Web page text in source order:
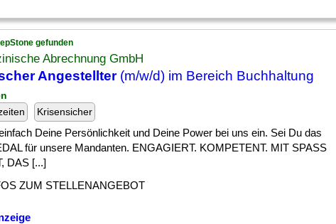
gefunden
Abrechnung GmbH
Angestellter(m/w/d) im Bereich Buchhaltung
Krisensicher
Deine Persönlichkeit und Deine Power bei uns ein. Sei Du das
für unsere Mandanten. ENGAGIERT. KOMPETENT. MIT SPASS
DAS [...]
ZUM STELLENANGEBOT